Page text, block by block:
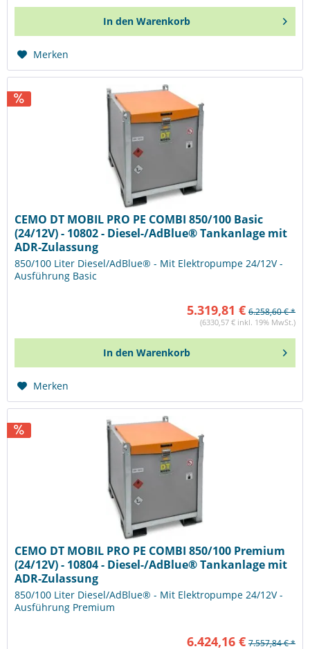
In den Warenkorb
Merken
CEMO DT MOBIL PRO PE COMBI 850/100 Basic
(24/12V) - 10802 - Diesel-/AdBlue® Tankanlage mit
ADR-Zulassung
850/100 Liter Diesel/AdBlue® - Mit Elektropumpe 24/12V -
Ausführung Basic
5.319,81 € 6.258,60 € *
(6330,57 € inkl. 19% MwSt.)
In den Warenkorb
Merken
CEMO DT MOBIL PRO PE COMBI 850/100 Premium
(24/12V) - 10804 - Diesel-/AdBlue® Tankanlage mit
ADR-Zulassung
850/100 Liter Diesel/AdBlue® - Mit Elektropumpe 24/12V -
Ausführung Premium
6.424,16 € 7.557,84 € *